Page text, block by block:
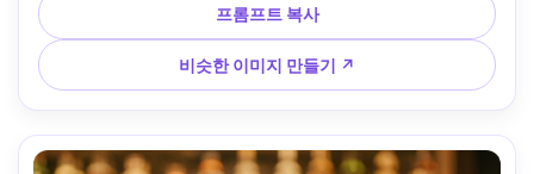
운 영화 조명 --ar 4:5
프롬프트 복사
비슷한 이미지 만들기 ↗